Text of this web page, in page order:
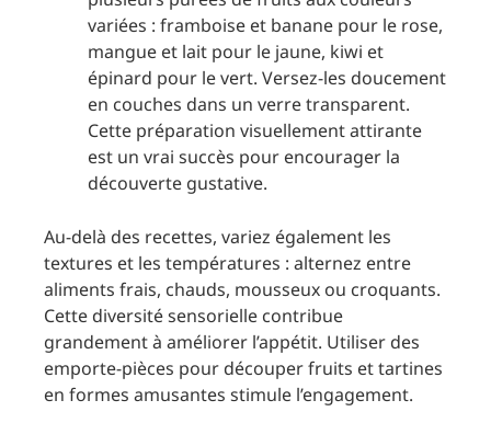
variées : framboise et banane pour le rose,
mangue et lait pour le jaune, kiwi et
épinard pour le vert. Versez-les doucement
en couches dans un verre transparent.
Cette préparation visuellement attirante
est un vrai succès pour encourager la
découverte gustative.
Au-delà des recettes, variez également les
textures et les températures : alternez entre
aliments frais, chauds, mousseux ou croquants.
Cette diversité sensorielle contribue
grandement à améliorer l’appétit. Utiliser des
emporte-pièces pour découper fruits et tartines
en formes amusantes stimule l’engagement.